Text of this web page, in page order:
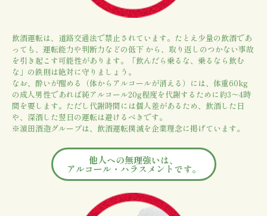
飲酒運転は、道路交通法で禁止されています。たとえ少量の飲酒であ
っても、運転能力や判断力などの低下 から、取り返しのつかない事故
を引き起こす可能性があります。「飲んだら乗るな、乗るなら飲む
な」の鉄則は絶対に守りましょう。
なお、酔いが醒める（体からアルコールが消える）には、体重60kg
の成人男性であれば純アルコール20g程度を代謝するために約3～4時
間を要します。ただし代謝時間には個人差があるため、飲酒した日
や、深酒した翌日の運転は避けるべきです。
※濵田酒造グループは、飲酒運転撲滅を企業理念に掲げています。
他人への無理強いは、
アルコール・ハラスメントです。